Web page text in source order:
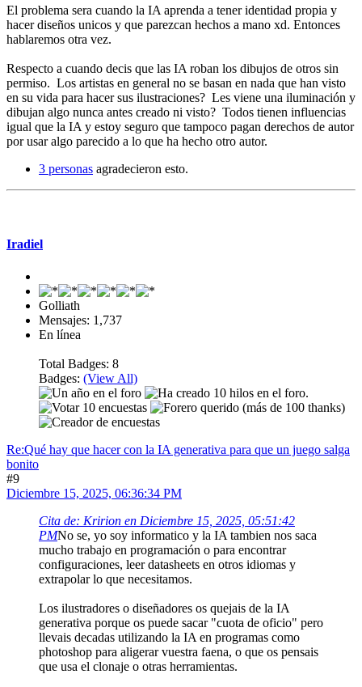
El problema sera cuando la IA aprenda a tener identidad propia y
hacer diseños unicos y que parezcan hechos a mano xd. Entonces
hablaremos otra vez.
Respecto a cuando decis que las IA roban los dibujos de otros sin
permiso. Los artistas en general no se basan en nada que han visto
en su vida para hacer sus ilustraciones? Les viene una iluminación y
dibujan algo nunca antes creado ni visto? Todos tienen influencias
igual que la IA y estoy seguro que tampoco pagan derechos de autor
por usar algo parecido a lo que ha hecho otro autor.
3 personas agradecieron esto.
Iradiel
Golliath
Mensajes: 1,737
En línea
Total Badges: 8
Badges: (View All)
Re:Qué hay que hacer con la IA generativa para que un juego salga
bonito
#9
Diciembre 15, 2025, 06:36:34 PM
Cita de: Kririon en Diciembre 15, 2025, 05:51:42
PMNo se, yo soy informatico y la IA tambien nos saca
mucho trabajo en programación o para encontrar
configuraciones, leer datasheets en otros idiomas y
extrapolar lo que necesitamos.
Los ilustradores o diseñadores os quejais de la IA
generativa porque os puede sacar "cuota de oficio" pero
llevais decadas utilizando la IA en programas como
photoshop para aligerar vuestra faena, o que os pensais
que usa el clonaje o otras herramientas.